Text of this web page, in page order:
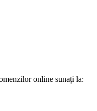
online sunați la: